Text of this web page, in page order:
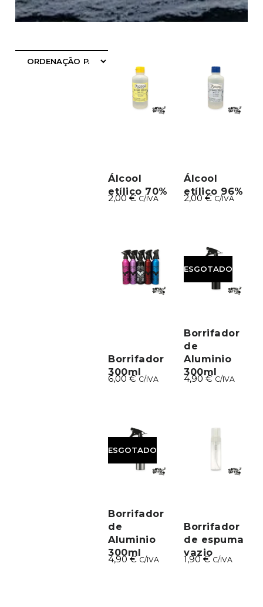
FILTRAR
Álcool
etílico 70%
2,00€ C/IVA
Álcool
etílico 96%
2,00€ C/IVA
Borrifador
300ml
6,00€ C/IVA
ESGOTADO
Borrifador
de
Aluminio
300ml
4,90€ C/IVA
ESGOTADO
Borrifador
de
Aluminio
300ml
4,90€ C/IVA
Borrifador
de espuma
vazio
1,90€ C/IVA